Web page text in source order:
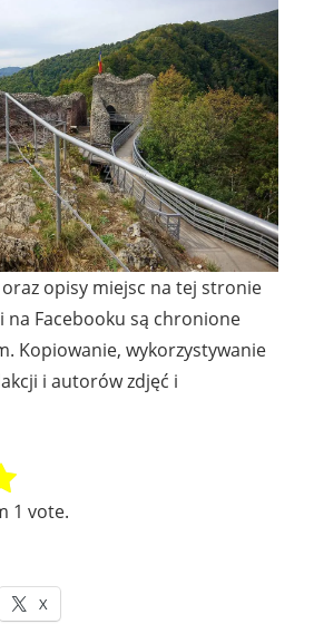
opisy miejsc na tej stronie
Facebooku są chronione
Kopiowanie, wykorzystywanie
i autorów zdjęć i
1 vote.
X